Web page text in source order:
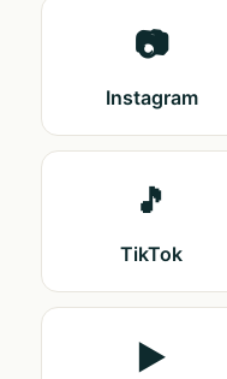
📷
Instagram
🎵
TikTok
▶️